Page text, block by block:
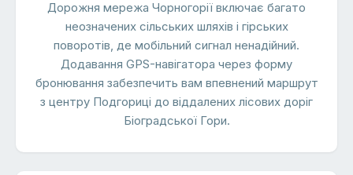
Дорожня мережа Чорногорії включає багато
неозначених сільських шляхів і гірських
поворотів, де мобільний сигнал ненадійний.
Додавання GPS-навігатора через форму
бронювання забезпечить вам впевнений маршрут
з центру Подгориці до віддалених лісових доріг
Біоградської Гори.